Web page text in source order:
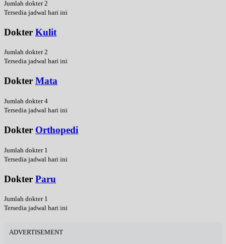
Jumlah dokter 2
Tersedia jadwal hari ini
Dokter Kulit
Jumlah dokter 2
Tersedia jadwal hari ini
Dokter Mata
Jumlah dokter 4
Tersedia jadwal hari ini
Dokter Orthopedi
Jumlah dokter 1
Tersedia jadwal hari ini
Dokter Paru
Jumlah dokter 1
Tersedia jadwal hari ini
ADVERTISEMENT